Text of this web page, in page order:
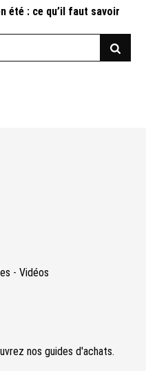
été : ce qu’il faut savoir
-Vidéos
nos guides d'achats.